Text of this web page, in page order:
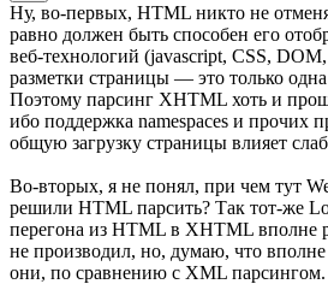
Ну, во-первых, HTML никто не
равно должен быть способен его
веб-технологий (javascript, CSS,
разметки страницы — это только
Поэтому парсинг XHTML хоть и
ибо поддержка namespaces и прочих
общую загрузку страницы влияет
Во-вторых, я не понял, при чем тут
решили HTML парсить? Так тот-же
перегона из HTML в XHTML вполне
не производил, но, думаю, что
они, по сравнению с XML парсингом.